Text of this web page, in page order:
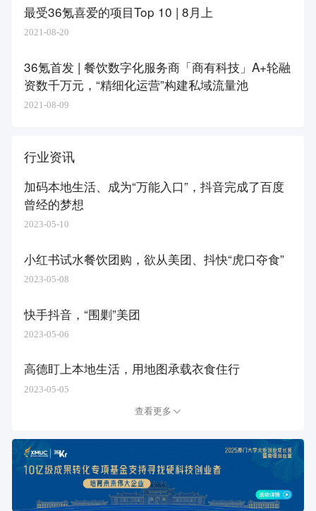
最受36氪喜爱的项目Top 10 | 8月上
2021-08-20
36氪首发 | 餐饮数字化服务商「商有科技」A+轮融
资数千万元，“精细化运营”构建私域流量池
2021-08-09
行业资讯
加码本地生活、成为“万能入口”，抖音完成了百度
曾经的梦想
2023-05-10
小红书试水餐饮团购，欲从美团、抖快“虎口夺食”
2023-05-08
快手抖音，“围剿”美团
2023-05-06
高德盯上本地生活，用地图承载衣食住行
2023-05-05
查看更多